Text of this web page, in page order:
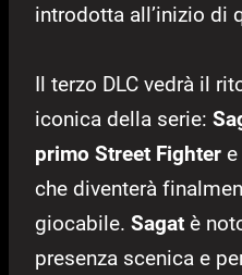
introdotta all’inizio di
Il terzo DLC vedrà il
iconica della serie:
primo Street Fighter
che diventerà
giocabile. Sagat è
presenza scenica e